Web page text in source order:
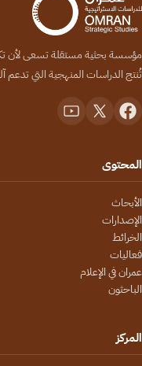
مؤسسة بحثية مستقلة تسعى لأن
تُنتج الدراسات المنهجية التي تدعم
المحتوى
الأبحاث
الإصدارات
الخرائط
فعاليات
عمران في الإعلام
الباحثون
المركز